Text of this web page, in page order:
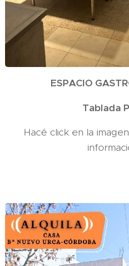
ESPACIO
Tablada
Hacé click en la